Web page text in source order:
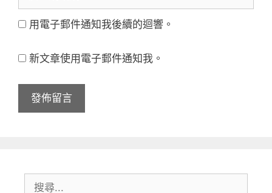
件
地
人
網
網
用電子郵件通知我後續的迴響。
新文章使用電子郵件通知我。